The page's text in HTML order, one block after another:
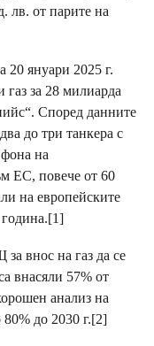
лв. от парите на
20 януари 2025 г.
за 28 милиарда
Според данните
до три танкера с
на
ЕС, повече от 60
на европейските
внос на газ да се
внасяли 57% от
анализ на
до 2030 г.[2]